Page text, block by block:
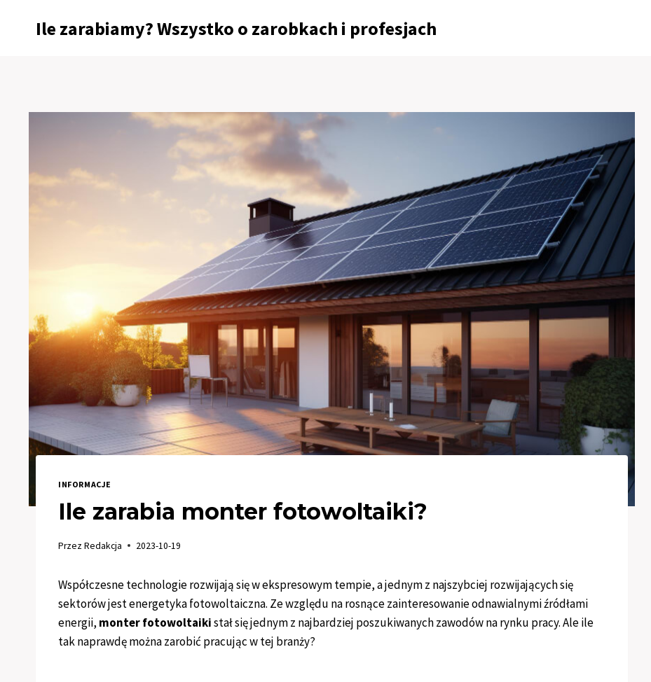
Ile zarabiamy? Wszystko o zarobkach i profesjach
INFORMACJE
Ile zarabia monter fotowoltaiki?
PrzezRedakcja 2023-10-19
Współczesne technologie rozwijają się w ekspresowym tempie, a jednym z najszybciej rozwijających się
sektorów jest energetyka fotowoltaiczna. Ze względu na rosnące zainteresowanie odnawialnymi źródłami
energii, monter fotowoltaikistał się jednym z najbardziej poszukiwanych zawodów na rynku pracy. Ale ile
tak naprawdę można zarobić pracując w tej branży?